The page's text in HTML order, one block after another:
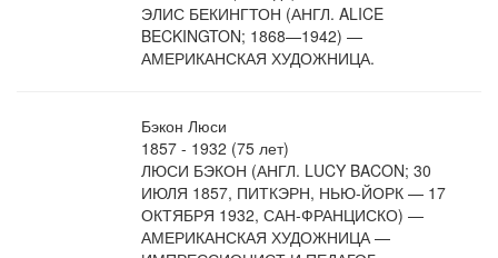
ЭЛИС БЕКИНГТОН (АНГЛ. ALICE
BECKINGTON; 1868—1942) —
АМЕРИКАНСКАЯ ХУДОЖНИЦА.
Бэкон Люси
1857 - 1932 (75 лет)
ЛЮСИ БЭКОН (АНГЛ. LUCY BACON; 30
ИЮЛЯ 1857, ПИТКЭРН, НЬЮ-ЙОРК — 17
ОКТЯБРЯ 1932, САН-ФРАНЦИСКО) —
АМЕРИКАНСКАЯ ХУДОЖНИЦА —